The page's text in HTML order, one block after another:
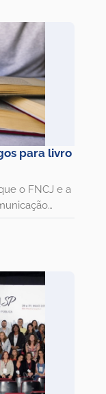
para livro
o FNCJ e a